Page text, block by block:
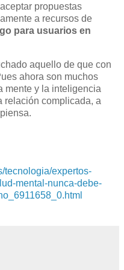
propuestas
a recursos de
para usuarios en
aquello de que con
ahora son muchos
mente y la inteligencia
relación complicada, a
tecnologia/expertos-
mental-nunca-debe-